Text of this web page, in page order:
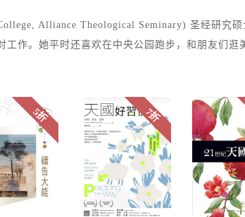
Alliance Theological Seminary) 圣经研究
作。她平时还喜欢在中央公园跑步，和朋友们逛